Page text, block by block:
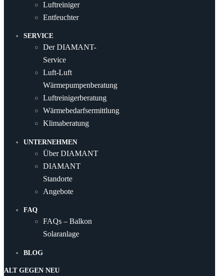
Luftreiniger
Entfeuchter
SERVICE
Der DIAMANT-
Service
Luft-Luft
Wärmepumpenberatung
Luftreinigerberatung
Wärmebedarfsermittlung
Klimaberatung
UNTERNEHMEN
Über DIAMANT
DIAMANT
Standorte
Angebote
FAQ
FAQs – Balkon
Solaranlage
BLOG
ALT GEGEN NEU